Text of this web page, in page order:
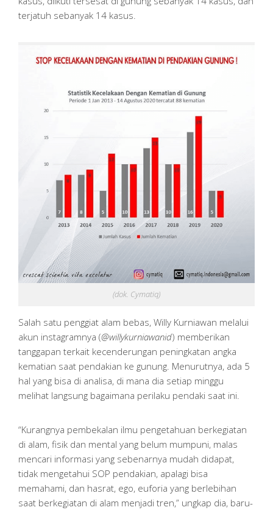
terjatuh sebanyak 14 kasus.
(dok. Cymatiq)
Salah satu penggiat alam bebas, Willy Kurniawan melalui
akun instagramnya (@willykurniawanid) memberikan
tanggapan terkait kecenderungan peningkatan angka
kematian saat pendakian ke gunung. Menurutnya, ada 5
hal yang bisa di analisa, di mana dia setiap minggu
melihat langsung bagaimana perilaku pendaki saat ini.
“Kurangnya pembekalan ilmu pengetahuan berkegiatan
di alam, fisik dan mental yang belum mumpuni, malas
mencari informasi yang sebenarnya mudah didapat,
tidak mengetahui SOP pendakian, apalagi bisa
memahami, dan hasrat, ego, euforia yang berlebihan
saat berkegiatan di alam menjadi tren,” ungkap dia, baru-